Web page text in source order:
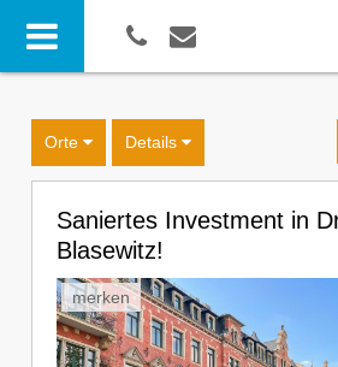
Details
Orte
Saniertes Investment in
Blasewitz!
merken